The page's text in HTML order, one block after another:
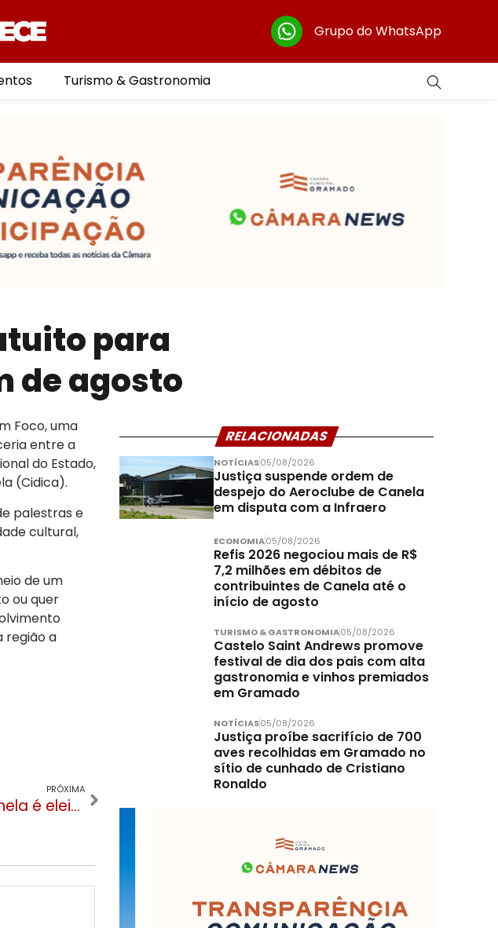
Grupo do WhatsApp
Turismo & Gastronomia
para
de agosto
Foco, uma
entre a
do Estado,
(Cidica).
palestras e
cultural,
de um
ou quer
região a
PRÓXIMA
Catedral de Pedra de Canela é eleita uma das 10 melhores atrações do Brasil
RELACIONADAS
NOTÍCIAS05/08/2026
Justiça suspende ordem de
despejo do Aeroclube de Canela
em disputa com a Infraero
ECONOMIA05/08/2026
Refis 2026 negociou mais de R$
7,2 milhões em débitos de
contribuintes de Canela até o
início de agosto
TURISMO & GASTRONOMIA05/08/2026
Castelo Saint Andrews promove
festival de dia dos pais com alta
gastronomia e vinhos premiados
em Gramado
NOTÍCIAS05/08/2026
Justiça proíbe sacrifício de 700
aves recolhidas em Gramado no
sítio de cunhado de Cristiano
Ronaldo